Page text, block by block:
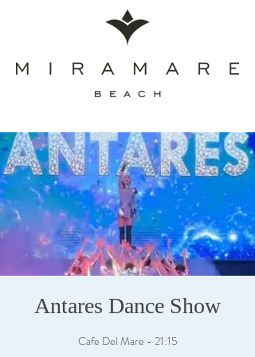
Antares Dance Show
Cafe Del Mare - 21:15